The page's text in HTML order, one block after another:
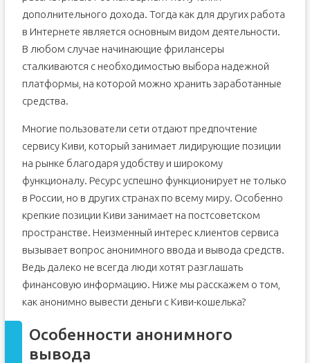
Подведем итог
Способы вывести деньги с QIWI
Вывод на банковский счет
Краткая инструкция со скриншотами
Вывод денег без комиссий на карту QIWI Visa Plastic
Надёжный и выгодный обменник
Вывод с Qiwi через системы денежных переводов
Преимущества систем переводов
Комиссии за вывод денег
Подведем итоги
дополнительного дохода. Тогда как для других работа
в Интернете является основным видом деятельности.
В любом случае начинающие фрилансеры
сталкиваются с необходимостью выбора надежной
платформы, на которой можно хранить заработанные
средства.
Многие пользователи сети отдают предпочтение
сервису Киви, который занимает лидирующие позиции
на рынке благодаря удобству и широкому
функционалу. Ресурс успешно функционирует не только
в России, но в других странах по всему миру. Особенно
крепкие позиции Киви занимает на постсоветском
пространстве. Неизменный интерес клиентов сервиса
вызывает вопрос анонимного ввода и вывода средств.
Ведь далеко не всегда люди хотят разглашать
финансовую информацию. Ниже мы расскажем о том,
как анонимно вывести деньги с Киви-кошелька?
Особенности анонимного
вывода